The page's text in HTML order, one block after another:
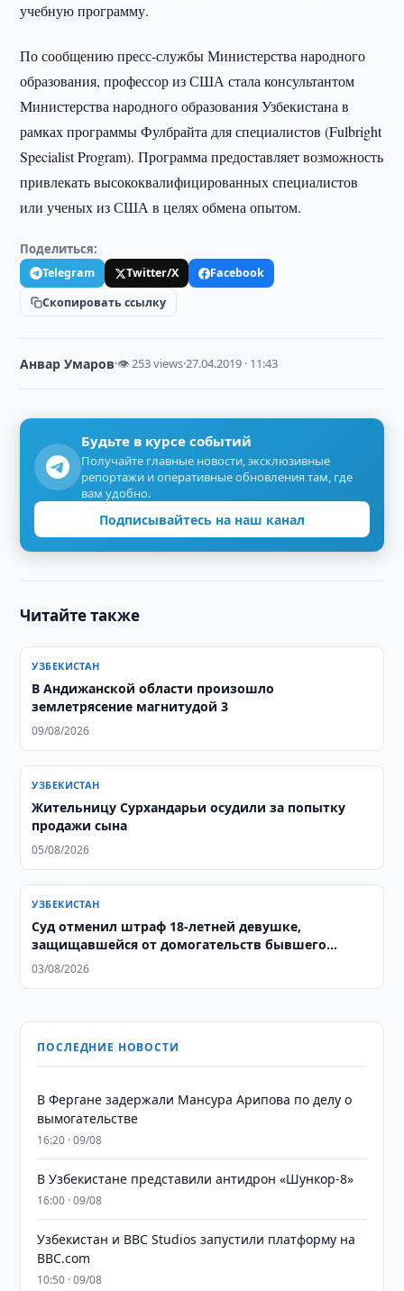
учебную программу.
По сообщению пресс-службы Министерства народного
образования, профессор из США стала консультантом
Министерства народного образования Узбекистана в
рамках программы Фулбрайта для специалистов (Fulbright
Specialist Program). Программа предоставляет возможность
привлекать высококвалифицированных специалистов
или ученых из США в целях обмена опытом.
Поделиться:
Telegram Twitter/X
Facebook
Скопировать ссылку
Анвар Умаров·👁 253 views·27.04.2019 · 11:43
Будьте в курсе событий
Получайте главные новости, эксклюзивные
репортажи и оперативные обновления там, где
вам удобно.
Подписывайтесь на наш канал
Читайте также
УЗБЕКИСТАН
В Андижанской области произошло
землетрясение магнитудой 3
09/08/2026
УЗБЕКИСТАН
Жительницу Сурхандарьи осудили за попытку
продажи сына
05/08/2026
УЗБЕКИСТАН
Суд отменил штраф 18-летней девушке,
защищавшейся от домогательств бывшего
тренера
03/08/2026
ПОСЛЕДНИЕ НОВОСТИ
В Фергане задержали Мансура Арипова по делу о
вымогательстве
16:20 · 09/08
В Узбекистане представили антидрон «Шункор-8»
16:00 · 09/08
Узбекистан и BBC Studios запустили платформу на
BBC.com
10:50 · 09/08